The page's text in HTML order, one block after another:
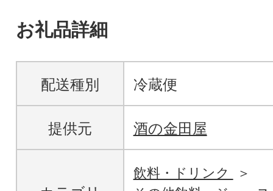
お礼品詳細
配送種別 冷蔵便
提供元 酒の金田屋
飲料・ドリンク